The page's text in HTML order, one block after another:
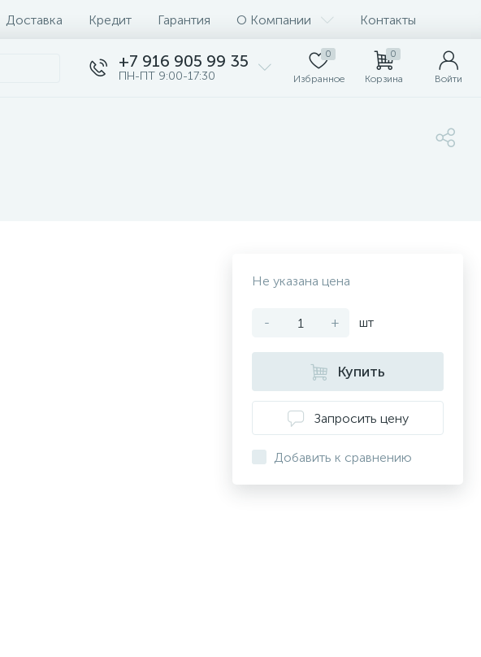
Доставка Кредит Гарантия О Компании Контакты
+7 916 905 99 35
ПН-ПТ 9:00-17:30
0
Избранное
0
Корзина Войти
Не указана цена
- + шт
Купить
Запросить цену
Добавить к сравнению